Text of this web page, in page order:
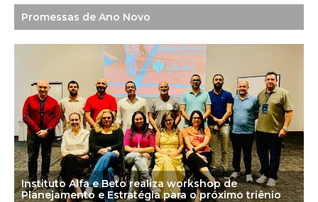
Promessas de Ano Novo
Instituto Alfa e Beto realiza workshop de
Planejamento e Estratégia para o próximo triênio